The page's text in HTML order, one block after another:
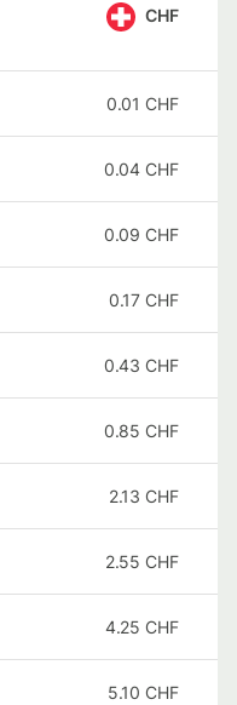
CHF
0.01 CHF
0.04 CHF
0.09 CHF
0.17 CHF
0.43 CHF
0.85 CHF
2.13 CHF
2.55 CHF
4.25 CHF
5.10 CHF